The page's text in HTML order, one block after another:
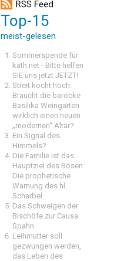
Top-15
meist-gelesen
Sommerspende für
kath.net - Bitte helfen
SIE uns jetzt JETZT!
Streit kocht hoch:
Braucht die barocke
Basilika Weingarten
wirklich einen neuen
„modernen“ Altar?
Ein Signal des
Himmels?
Die Familie ist das
Hauptziel des Bösen:
Die prophetische
Warnung des hl.
Scharbel
Das Schweigen der
Bischöfe zur Causa
Spahn
Leihmutter soll
gezwungen werden,
das Leben des